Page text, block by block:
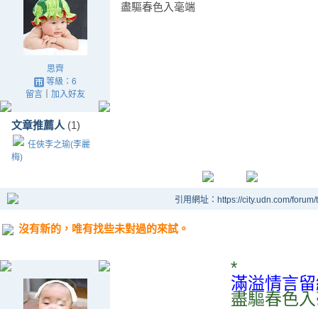
思齊
等級：6
留言｜ 加入好友
文章推薦人 (1)
任俠李之瑜(李麗
梅)
盡驅春色入毫端
引用網址：https://city.udn.com/
沒有新的，唯有找些未對過的來試。
*
滿溢情言
盡驅春色